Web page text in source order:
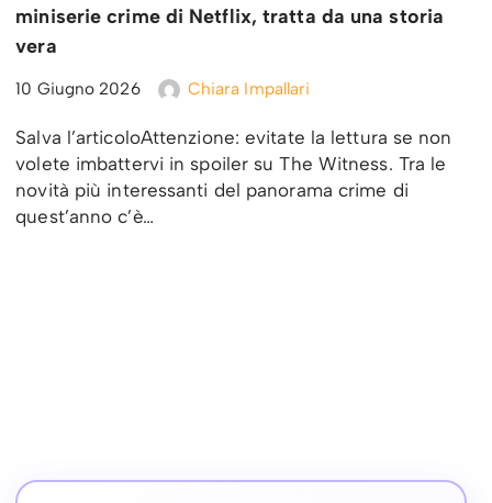
miniserie crime di Netflix, tratta da una storia
vera
10 Giugno 2026 Chiara Impallari
Salva l’articoloAttenzione: evitate la lettura se non
volete imbattervi in spoiler su The Witness. Tra le
novità più interessanti del panorama crime di
quest’anno c’è…